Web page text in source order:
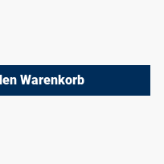
gewünschten
Warenkorb